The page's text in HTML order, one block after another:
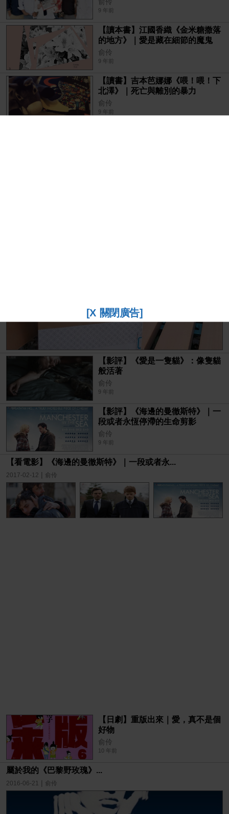
[X 關閉廣告]
俞伶
9 年前
【讀本書】江國香織《金米糖撒落
的地方》｜愛是藏在細節的魔鬼
俞伶
9 年前
【讀書】吉本芭娜娜《喂！喂！下
北澤》｜死亡與離別的暴力
俞伶
9 年前
【影評】《愛是一隻貓》：像隻貓
般活著
俞伶
9 年前
【影評】《海邊的曼徹斯特》｜一
段或者永恆停滯的生命剪影
俞伶
9 年前
【看電影】《海邊的曼徹斯特》｜一段或者永...
2017-02-12 | 俞伶
【日劇】重版出來｜愛，真不是個
好物
俞伶
10 年前
屬於我的《巴黎野玫瑰》...
2016-06-21 | 俞伶